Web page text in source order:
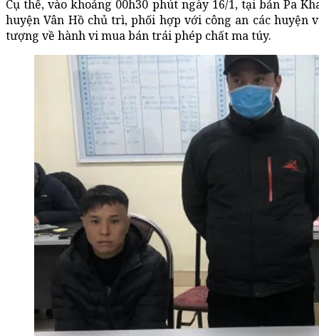
Cụ thể, vào khoảng 00h30 phút ngày 16/1, tại bản Pa
huyện Vân Hồ chủ trì, phối hợp với công an các huyện
tượng về hành vi mua bán trái phép chất ma túy.